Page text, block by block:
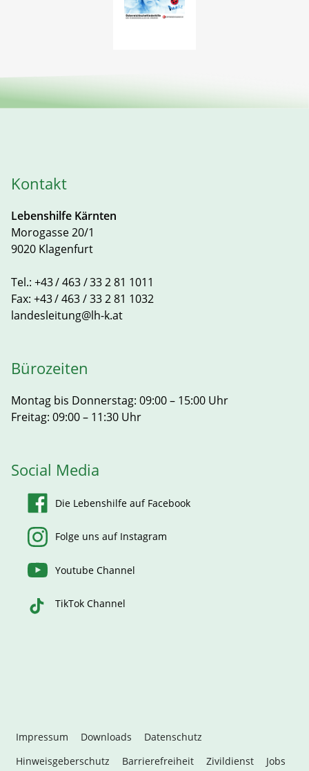
Kontakt
Lebenshilfe Kärnten
Morogasse 20/1
9020 Klagenfurt
Tel.: +43 / 463 / 33 2 81 1011
Fax: +43 / 463 / 33 2 81 1032
landesleitung@lh-k.at
Bürozeiten
Montag bis Donnerstag: 09:00 – 15:00 Uhr
Freitag: 09:00 – 11:30 Uhr
Social Media
Die Lebenshilfe auf Facebook
Folge uns auf Instagram
Youtube Channel
TikTok Channel
Impressum Downloads
Datenschutz
Hinweisgeberschutz
Barrierefreiheit Zivildienst Jobs